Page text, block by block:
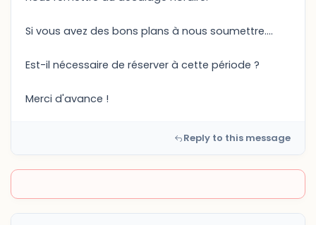
Si vous avez des bons plans à nous soumettre....
Est-il nécessaire de réserver à cette période ?
Merci d'avance !
Reply to this message